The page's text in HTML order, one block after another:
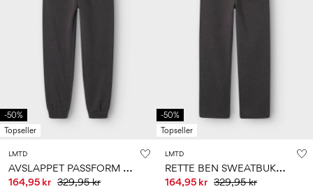
-50%
Topseller
LMTD
A
VSLAPPET PASSFORM SWEATBUKSER
164,95 kr 329,95 kr
-50%
Topseller
LMTD
R
ETTE BEN SWEATBUKSER
164,95 kr 329,95 kr